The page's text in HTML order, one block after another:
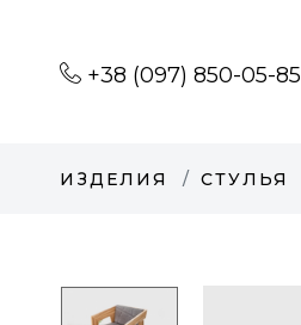
+38 (097) 850-05-85
ИЗДЕЛИЯ СТУЛЬЯ